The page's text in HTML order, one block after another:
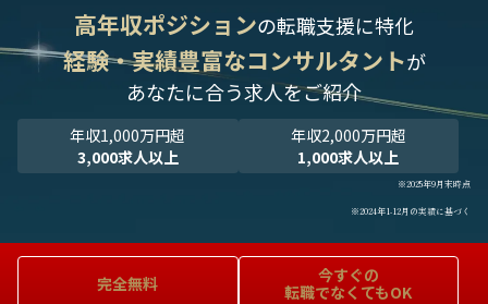
高年収ポジションの転職支援に特化
経験・実績豊富なコンサルタントが
あなたに合う求人をご紹介
年収1,000万円超
3,000求人以上
年収2,000万円超
1,000求人以上
※2025年9月末時点
※2024年1-12月の実績に基づく
完全無料
今すぐの
転職でなくてもOK